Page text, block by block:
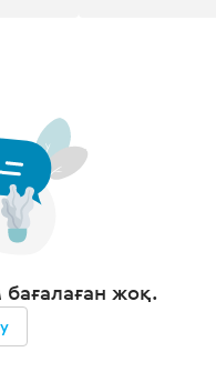
бағалаған жоқ.